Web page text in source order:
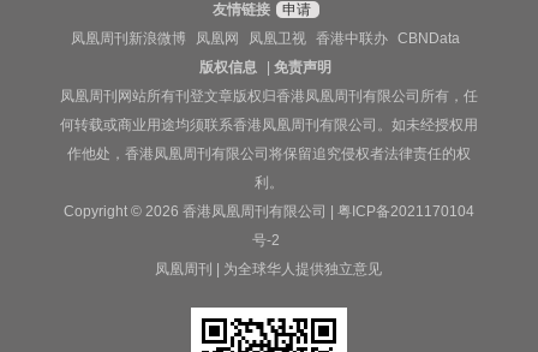
友情链接
申请
凤凰周刊新浪微博
凤凰网 凤凰卫视 香港中联办
CBNData
版权信息
|免责声明
凤凰周刊网站所有刊登文章版权归香港凤凰周刊有限公司所有，任
何转载或商业用途均须联系香港凤凰周刊有限公司。如未经授权用
作他处，香港凤凰周刊有限公司将保留追究侵权者法律责任的权
利。
Copyright © 2026 香港凤凰周刊有限公司 | 粤ICP备2021170104
号-2
凤凰周刊 | 为全球华人提供独立意见